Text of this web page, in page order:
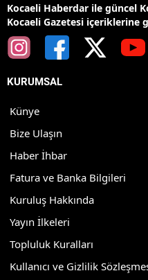
Kocaeli Haberdar ile güncel
Kocaeli Gazetesi içeriklerine
KURUMSAL
Künye
Bize Ulaşın
Haber İhbar
Fatura ve Banka Bilgileri
Kuruluş Hakkında
Yayın İlkeleri
Topluluk Kuralları
Kullanıcı ve Gizlilik